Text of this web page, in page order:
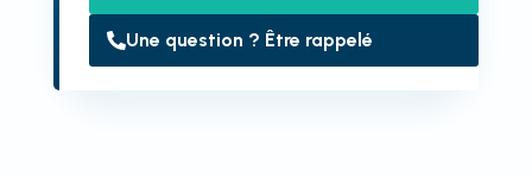
Une question ? Être rappelé